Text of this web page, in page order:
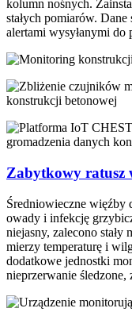
kolumn nośnych.
stałych pomiarów.
alertami wysyłanymi do
Zabytkowy ratusz
Średniowieczne więźby
owady i infekcję
niejasny, zalecono
mierzy temperaturę i
dodatkowe jednostki
nieprzerwanie śledzone,